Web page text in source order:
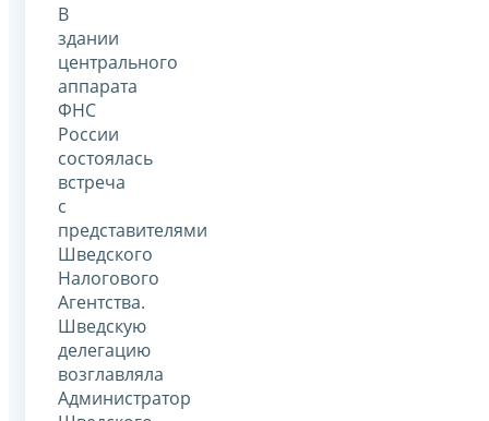
В
здании
центрального
аппарата
ФНС
России
состоялась
встреча
с
представителями
Шведского
Налогового
Агентства.
Шведскую
делегацию
возглавляла
Администратор